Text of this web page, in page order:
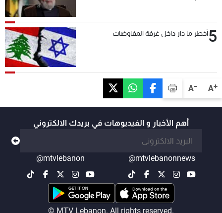
A+
A-
5أخطر ما دار داخل غرفة المفاوضات
أهم الأخبار و الفيديوهات في بريدك الالكتروني
@mtvlebanonnews
@mtvlebanon
© MTV Lebanon. All rights reserved.